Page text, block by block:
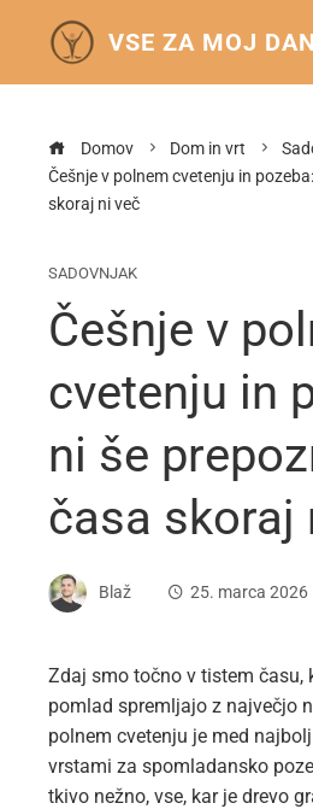
VSE ZA MOJ DAN
Domov Dom in vrt
Češnje v polnem cvetenju in
skoraj ni več
SADOVNJAK
Češnje v
cvetenju in
ni še
časa skoraj
Blaž 25. marca 2026
Zdaj smo točno v tistem času,
pomlad spremljajo z največjo
polnem cvetenju je med
vrstami za spomladansko
tkivo nežno, vse, kar je drevo